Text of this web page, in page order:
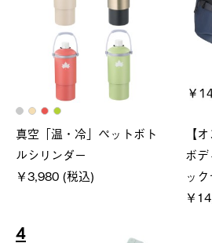
真空「温・冷」ペットボト
ルシリンダー
￥3,980 (税込)
【
ボ
ッ
￥
4